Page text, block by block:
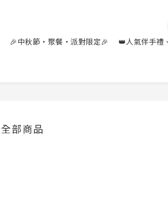
🎉中秋節‧聚餐‧派對限定🎉 👑人氣伴手禮
全部商品